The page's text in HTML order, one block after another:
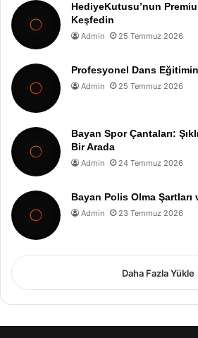
HediyeKutusu’nun
Keşfedin
Admin 25 Temmuz 2026
Profesyonel Dans
Admin 25 Temmuz 2026
Bayan Spor Çantaları:
Bir Arada
Admin 24 Temmuz 2026
Bayan Polis Olma Şartları
Admin 23 Temmuz 2026
Daha Fazla Yükle